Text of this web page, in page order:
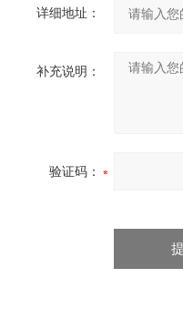
详细地址：
补充说明：
验证码：